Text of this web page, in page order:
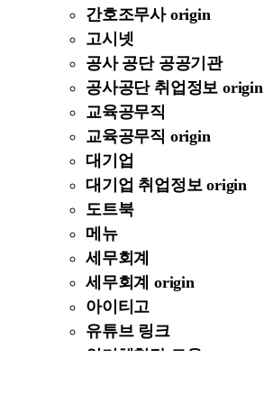
간호조무사 origin
고시넷
공사 공단 공공기관
공사공단 취업정보 origin
교육공무직
교육공무직 origin
대기업
대기업 취업정보 origin
도트북
메뉴
세무회계
세무회계 origin
아이티고
유튜브 링크
인기체험단 모음